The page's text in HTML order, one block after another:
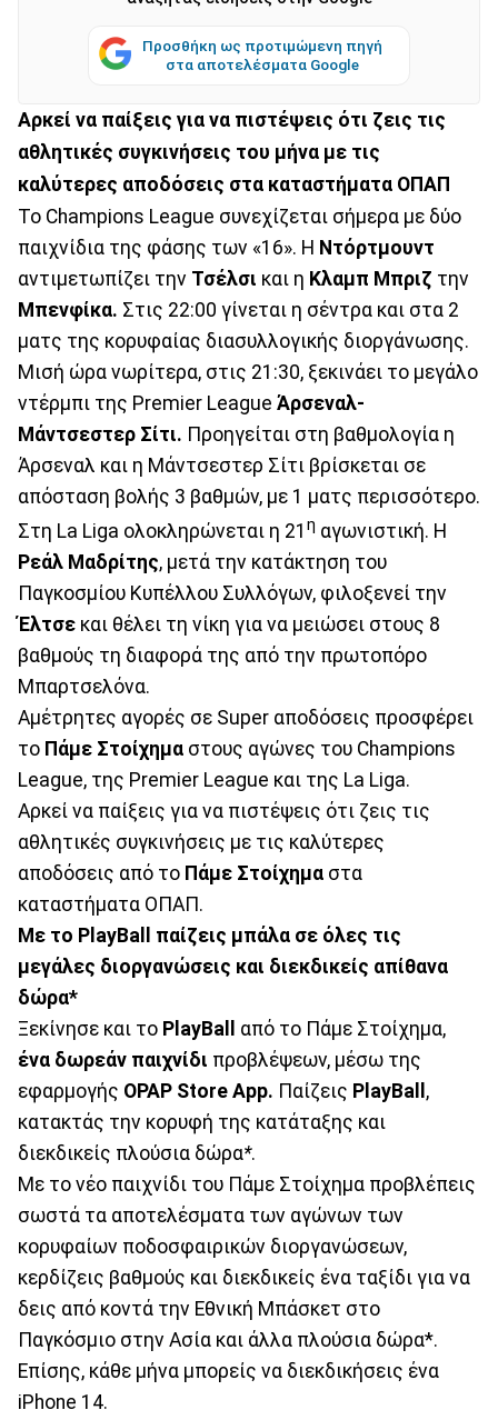
Προσθήκη ως προτιμώμενη πηγή
στα αποτελέσματα Google
Αρκεί να παίξεις για να πιστέψεις ότι ζεις τις
αθλητικές συγκινήσεις του μήνα με τις
καλύτερες αποδόσεις στα καταστήματα ΟΠΑΠ
Το Champions League συνεχίζεται σήμερα με δύο
παιχνίδια της φάσης των «16». Η Ντόρτμουντ
αντιμετωπίζει την Τσέλσι και η Κλαμπ Μπριζ την
Μπενφίκα. Στις 22:00 γίνεται η σέντρα και στα 2
ματς της κορυφαίας διασυλλογικής διοργάνωσης.
Μισή ώρα νωρίτερα, στις 21:30, ξεκινάει το μεγάλο
ντέρμπι της Premier League Άρσεναλ-
Μάντσεστερ Σίτι. Προηγείται στη βαθμολογία η
Άρσεναλ και η Μάντσεστερ Σίτι βρίσκεται σε
απόσταση βολής 3 βαθμών, με 1 ματς περισσότερο.
Στη La Liga ολοκληρώνεται η 21 η αγωνιστική. Η
Ρεάλ Μαδρίτης, μετά την κατάκτηση του
Παγκοσμίου Κυπέλλου Συλλόγων, φιλοξενεί την
Έλτσε και θέλει τη νίκη για να μειώσει στους 8
βαθμούς τη διαφορά της από την πρωτοπόρο
Μπαρτσελόνα.
Αμέτρητες αγορές σε Super αποδόσεις προσφέρει
το Πάμε Στοίχημα στους αγώνες του Champions
League, της Premier League και της La Liga.
Αρκεί να παίξεις για να πιστέψεις ότι ζεις τις
αθλητικές συγκινήσεις με τις καλύτερες
αποδόσεις από το Πάμε Στοίχημα στα
καταστήματα ΟΠΑΠ.
Με το PlayBall παίζεις μπάλα σε όλες τις
μεγάλες διοργανώσεις και διεκδικείς απίθανα
δώρα*
Ξεκίνησε και το PlayBall από το Πάμε Στοίχημα,
ένα δωρεάν παιχνίδι προβλέψεων, μέσω της
εφαρμογής ΟPAP Store App. Παίζεις PlayBall ,
κατακτάς την κορυφή της κατάταξης και
διεκδικείς πλούσια δώρα*.
Με το νέο παιχνίδι του Πάμε Στοίχημα προβλέπεις
σωστά τα αποτελέσματα των αγώνων των
κορυφαίων ποδοσφαιρικών διοργανώσεων,
κερδίζεις βαθμούς και διεκδικείς ένα ταξίδι για να
δεις από κοντά την Εθνική Μπάσκετ στο
Παγκόσμιο στην Ασία και άλλα πλούσια δώρα*.
Επίσης, κάθε μήνα μπορείς να διεκδικήσεις ένα
iPhone 14.